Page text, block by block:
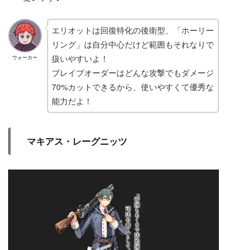
ウォーカー
エリオットは回復特化の後衛型、「ホーリー
リング」は自分中心だけど範囲もそれなりで
扱いやすいよ！
ブレイブオーダーはどんな攻撃でもダメージ
70%カットできるから、使いやすくて優秀な
能力だよ！
マキアス・レーグニッツ